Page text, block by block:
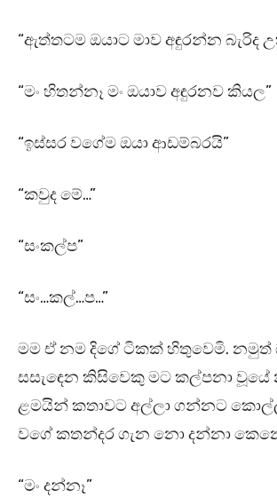
“ඇත්තටම ඔයාට මාව අඳුරන්න බැරිද
“මං හිතන්නෑ මං ඔයාව අඳුරනව කියල”
“ඉස්සර වගේම ඔයා ආඩම්බරයි”
“කවුද මේ…”
“සංකල්ප”
“සං…කල්…ප…”
මම ඒ නම දිගේ ටිකක් හිතුවෙමි. නමුත්
සසැඳෙන කිසිවෙකු මට කල්පනා වූයේ
ළමයින් කතාවට අල්ලා ගන්නට
වගේ කතන්දර ගැන නො දන්නා
“මං දන්නෑ”